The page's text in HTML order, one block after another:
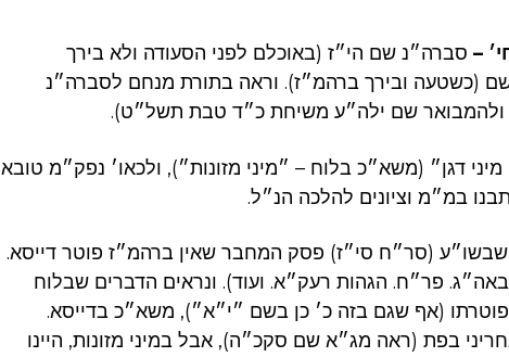
– סברה״נ שם הי״ז (באוכלם לפני הסעודה ולא בירך
(כשטעה ובירך ברהמ״ז). וראה בתורת מנחם לסברה״נ
שם ילה״ע משיחת כ״ד טבת תשל״ט).
דגן״ (משא״כ בלוח – ״מיני מזונות״), ולכאו׳ נפק״מ
במ״מ וציונים להלכה הנ״ל.
(סר״ח סי״ז) פסק המחבר שאין ברהמ״ז פוטר דייסא.
פר״ח. הגהות רעק״א. ועוד). ונראים הדברים שבלוח
פוטרתו (אף שגם בזה כ׳ כן בשם ״י״א״), משא״כ בדייסא.
בפת (ראה מג״א שם סקכ״ה), אבל במיני מזונות, היינו